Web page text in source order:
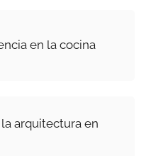
en la cocina
arquitectura en